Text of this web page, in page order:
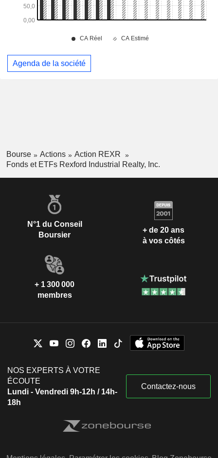
Agenda de la société
Bourse Actions
Action REXR
Fonds et ETFs Rexford Industrial Realty, Inc.
N°1 du Conseil
Boursier
+ de 20 ans
à vos côtés
+ 1 300 000
membres
NOS EXPERTS À VOTRE
ÉCOUTE
Lundi - Vendredi 9h-12h / 14h-
18h
Contactez-nous